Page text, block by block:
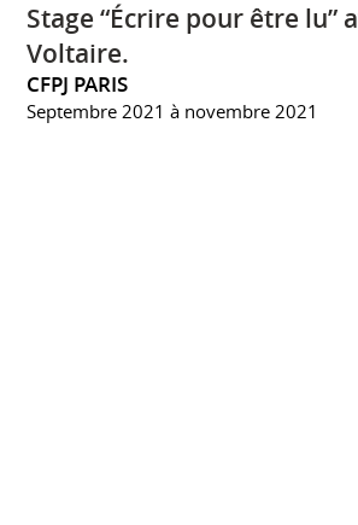
Stage “Écrire pour être lu”
Voltaire.
CFPJ PARIS
Septembre 2021 à novembre 2021